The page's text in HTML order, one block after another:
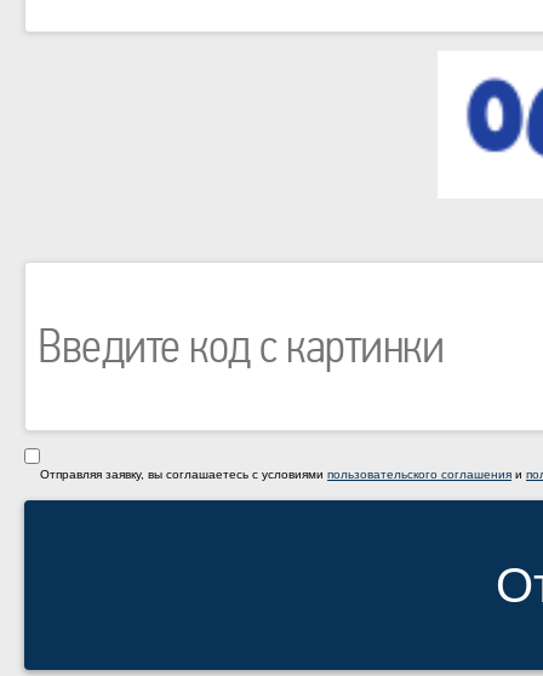
Отправляя заявку, вы соглашаетесь с условиями пользовательского соглашения и